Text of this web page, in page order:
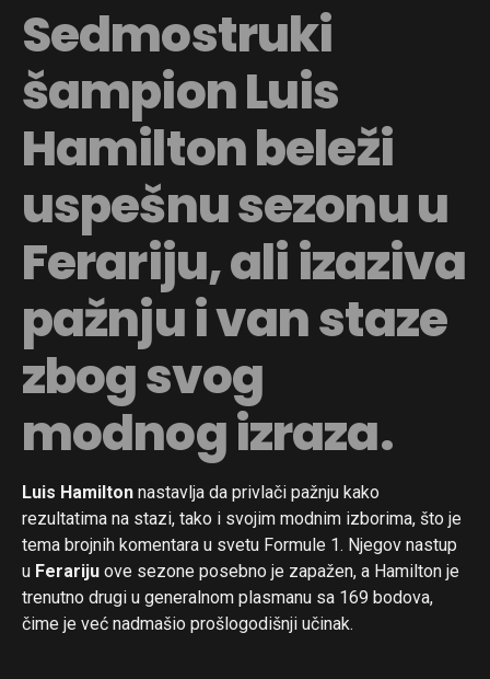
Sedmostruki
šampion Luis
Hamilton beleži
uspešnu sezonu u
Ferariju, ali izaziva
pažnju i van staze
zbog svog
modnog izraza.
Luis Hamilton nastavlja da privlači pažnju kako
rezultatima na stazi, tako i svojim modnim izborima, što je
tema brojnih komentara u svetu Formule 1. Njegov nastup
u Ferariju ove sezone posebno je zapažen, a Hamilton je
trenutno drugi u generalnom plasmanu sa 169 bodova,
čime je već nadmašio prošlogodišnji učinak.